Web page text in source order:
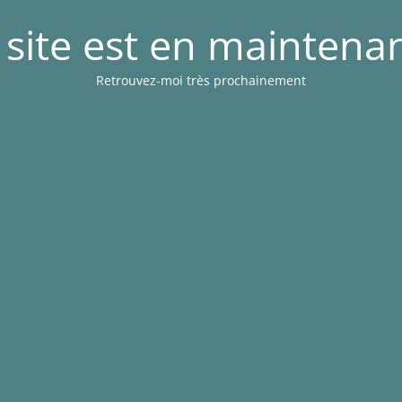
site est en
Retrouvez-moi très prochainement